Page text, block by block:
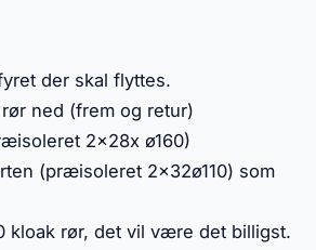
der skal flyttes.
ned (frem og retur)
2x28x ø160)
(præisoleret 2x32ø110) som
kloak rør, det vil være det billigst.